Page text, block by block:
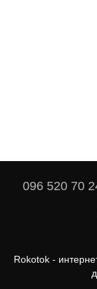
096 520 70
Rokotok -